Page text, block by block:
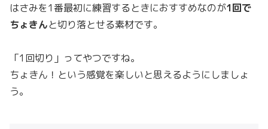
はさみを1番最初に練習するときにおすすめなのが1回で
ちょきんと切り落とせる素材です。
「1回切り」ってやつですね。
ちょきん！という感覚を楽しいと思えるようにしましょ
う。